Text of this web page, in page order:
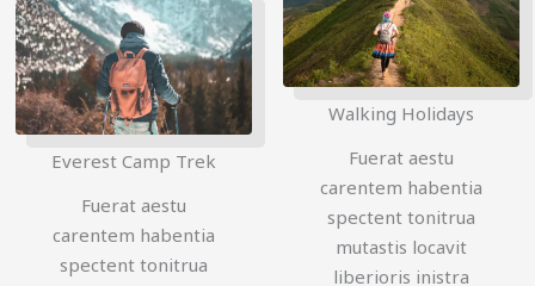
Everest Camp Trek
Fuerat aestu
carentem habentia
spectent tonitrua
Walking Holidays
Fuerat aestu
carentem habentia
spectent tonitrua
mutastis locavit
liberioris inistra